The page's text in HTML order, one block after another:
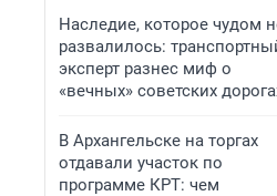
Наследие, которое чудом
развалилось:
эксперт разнес миф о
«вечных» советских
В Архангельске на торгах
отдавали участок по
программе КРТ: чем